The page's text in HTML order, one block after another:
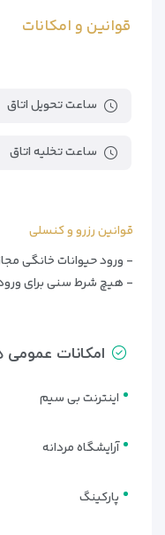
قوانین و امکانات
ساعت تحویل اتاق
ساعت تخلیه اتاق
قوانین رزرو و کنسلی
- ورود حیوانات خانگی
- هیچ شرط سنی برای ورود
امکانات عمومی
اینترنت بی سیم
آرایشگاه مردانه
پارکینگ